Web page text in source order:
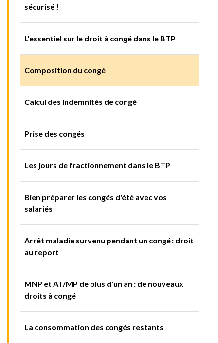
sécurisé !
L’essentiel sur le droit à congé dans le BTP
Composition du congé
Calcul des indemnités de congé
Prise des congés
Les jours de fractionnement dans le BTP
Bien préparer les congés d'été avec vos
salariés
Arrêt maladie survenu pendant un congé : droit
au report
MNP et AT/MP de plus d'un an : de nouveaux
droits à congé
La consommation des congés restants